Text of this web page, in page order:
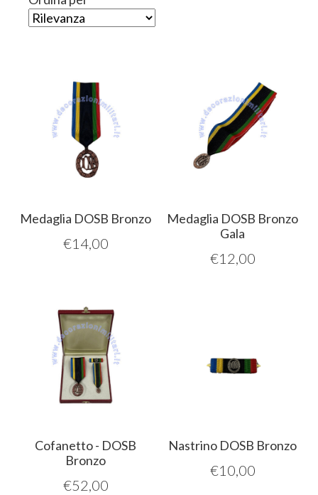
Medaglia DOSB Bronzo
€14,00
Medaglia DOSB Bronzo
Gala
€12,00
Cofanetto - DOSB
Bronzo
€52,00
Nastrino DOSB Bronzo
€10,00